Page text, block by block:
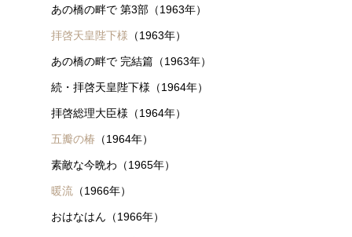
あの橋の畔で 第3部（1963年）
拝啓天皇陛下様 （1963年）
あの橋の畔で 完結篇（1963年）
続・拝啓天皇陛下様（1964年）
拝啓総理大臣様（1964年）
五瓣の椿 （1964年）
素敵な今晩わ（1965年）
暖流 （1966年）
おはなはん（1966年）